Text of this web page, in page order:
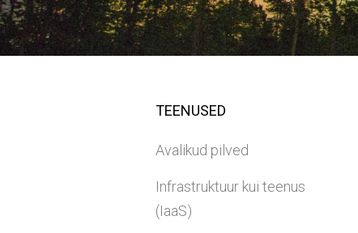
TEENUSED
Avalikud pilved
Infrastruktuur kui teenus
(IaaS)